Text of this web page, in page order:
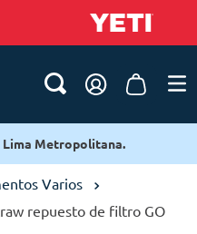
Varios
repuesto de filtro GO